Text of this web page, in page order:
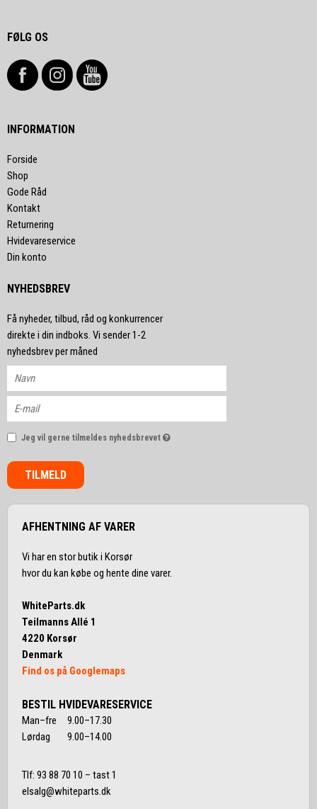
FØLG OS
INFORMATION
Forside
Shop
Gode Råd
Kontakt
Returnering
Hvidevareservice
Din konto
NYHEDSBREV
Få nyheder, tilbud, råd og konkurrencer
direkte i din indboks. Vi sender 1-2
nyhedsbrev per måned
Jeg vil gerne tilmeldes nyhedsbrevet
TILMELD
AFHENTNING AF VARER
Vi har en stor butik i Korsør
hvor du kan købe og hente dine varer.
WhiteParts.dk
Teilmanns Allé 1
4220 Korsør
Denmark
Find os på Googlemaps
BESTIL HVIDEVARESERVICE
Man–fre 9.00–17.30
Lørdag 9.00–14.00
Tlf: 93 88 70 10 – tast 1
elsalg@whiteparts.dk